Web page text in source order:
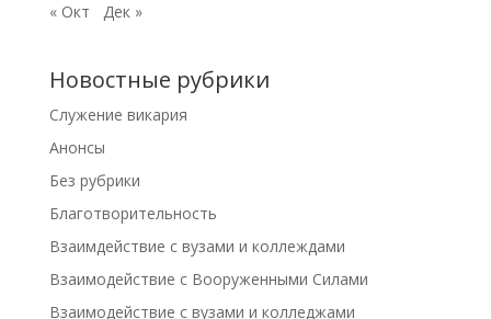
« Окт
Дек »
Новостные рубрики
Cлужение викария
Анонсы
Без рубрики
Благотворительность
Взаимдействие с вузами и коллеждами
Взаимодействие с Вооруженными Силами
Взаимодействие с вузами и колледжами